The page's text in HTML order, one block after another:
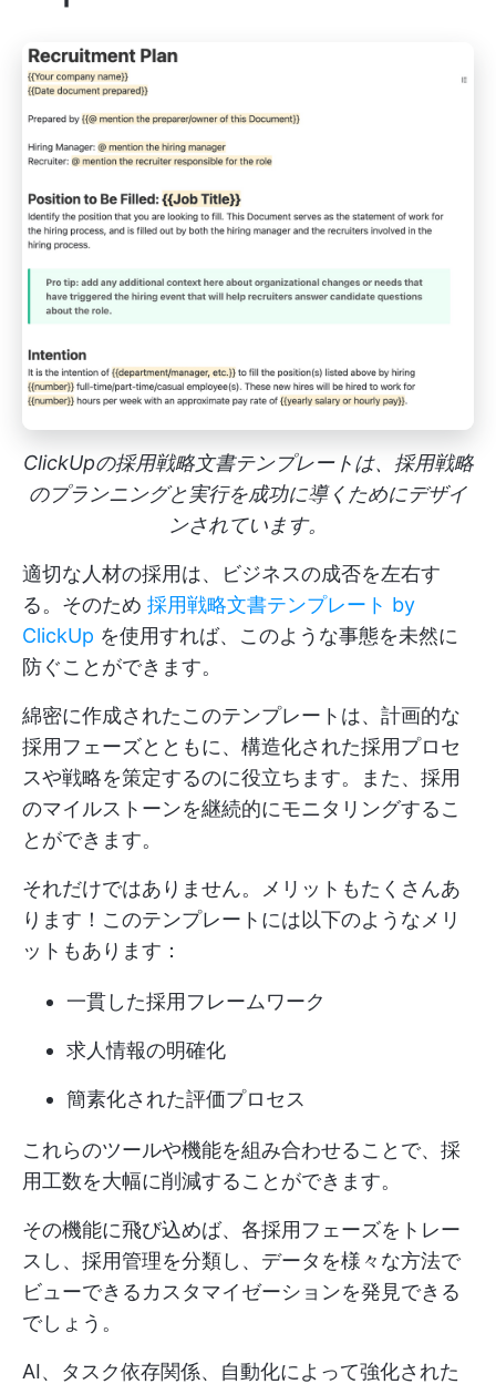
ClickUpの採用戦略文書テンプレートは、採用戦略
のプランニングと実行を成功に導くためにデザイ
ンされています。
適切な人材の採用は、ビジネスの成否を左右す
る。そのため 採用戦略文書テンプレート by
ClickUp を使用すれば、このような事態を未然に
防ぐことができます。
綿密に作成されたこのテンプレートは、計画的な
採用フェーズとともに、構造化された採用プロセ
スや戦略を策定するのに役立ちます。また、採用
のマイルストーンを継続的にモニタリングするこ
とができます。
それだけではありません。メリットもたくさんあ
ります！このテンプレートには以下のようなメリ
ットもあります：
一貫した採用フレームワーク
求人情報の明確化
簡素化された評価プロセス
これらのツールや機能を組み合わせることで、採
用工数を大幅に削減することができます。
その機能に飛び込めば、各採用フェーズをトレー
スし、採用管理を分類し、データを様々な方法で
ビューできるカスタマイゼーションを発見できる
でしょう。
AI、タスク依存関係、自動化によって強化された